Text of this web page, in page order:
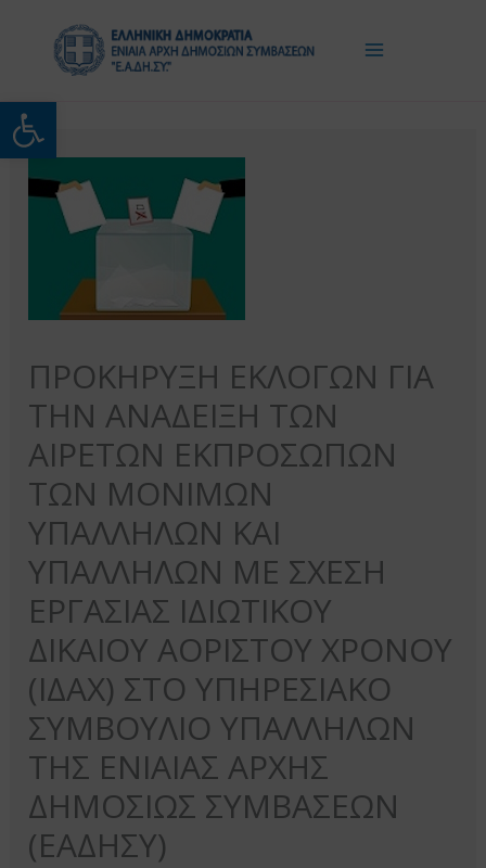
Ανοίξτε τη γραμμή
περιεχόμενο
ΠΡΟΚΗΡΥΞΗ ΕΚΛΟΓΩΝ ΓΙΑ
ΤΗΝ ΑΝΑΔΕΙΞΗ ΤΩΝ
ΑΙΡΕΤΩΝ ΕΚΠΡΟΣΩΠΩΝ
ΤΩΝ ΜΟΝΙΜΩΝ
ΥΠΑΛΛΗΛΩΝ ΚΑΙ
ΥΠΑΛΛΗΛΩΝ ΜΕ ΣΧΕΣΗ
ΕΡΓΑΣΙΑΣ ΙΔΙΩΤΙΚΟΥ
ΔΙΚΑΙΟΥ ΑΟΡΙΣΤΟΥ ΧΡΟΝΟΥ
(ΙΔΑΧ) ΣΤΟ ΥΠΗΡΕΣΙΑΚΟ
ΣΥΜΒΟΥΛΙΟ ΥΠΑΛΛΗΛΩΝ
ΤΗΣ ΕΝΙΑΙΑΣ ΑΡΧΗΣ
ΔΗΜΟΣΙΩΣ ΣΥΜΒΑΣΕΩΝ
(ΕΑΔΗΣΥ)